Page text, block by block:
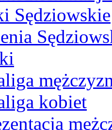
Sędziowskie
kobiet